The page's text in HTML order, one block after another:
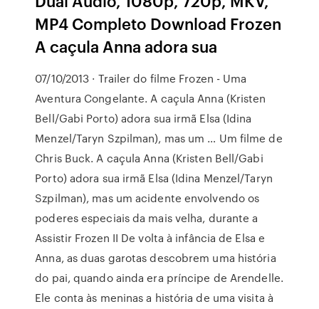
MP4 Completo Download Frozen
A caçula Anna adora sua
07/10/2013 · Trailer do filme Frozen - Uma
Aventura Congelante. A caçula Anna (Kristen
Bell/Gabi Porto) adora sua irmã Elsa (Idina
Menzel/Taryn Szpilman), mas um … Um filme de
Chris Buck. A caçula Anna (Kristen Bell/Gabi
Porto) adora sua irmã Elsa (Idina Menzel/Taryn
Szpilman), mas um acidente envolvendo os
poderes especiais da mais velha, durante a
Assistir Frozen II De volta à infância de Elsa e
Anna, as duas garotas descobrem uma história
do pai, quando ainda era príncipe de Arendelle.
Ele conta às meninas a história de uma visita à